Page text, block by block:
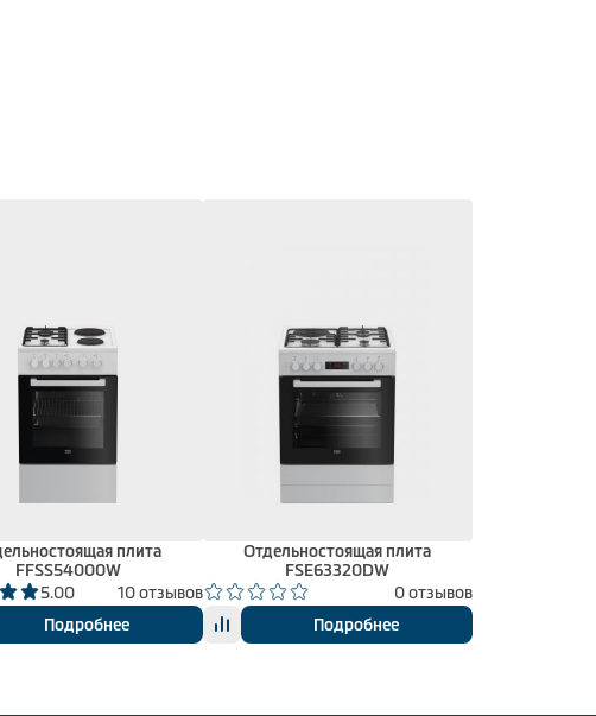
плита
FFSS54000W
5.00
10 отзывов
Подробнее
Отдельностоящая плита
FSE63320DW
0 отзывов
Подробнее